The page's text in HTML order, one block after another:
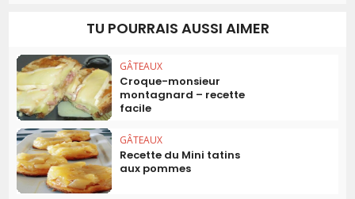
TU POURRAIS AUSSI AIMER
GÂTEAUX
Croque-monsieur
montagnard – recette
facile
GÂTEAUX
Recette du Mini tatins
aux pommes